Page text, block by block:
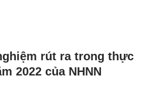
rút ra trong thực
2022 của NHNN